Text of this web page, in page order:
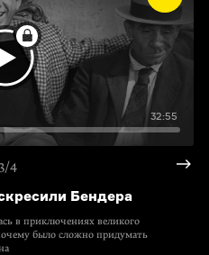
32:55
4
Бендера
в приключениях великого
было сложно придумать